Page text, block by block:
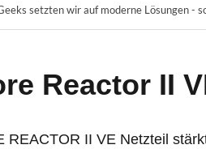
setzten wir auf moderne Lösungen -
Reactor II
REACTOR II VE Netzteil